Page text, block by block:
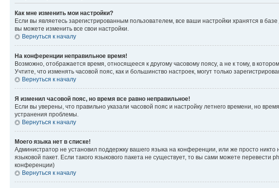
Как мне изменить мои настройки?
Если вы являетесь зарегистрированным пользователем, все ваши настройки хранятся в
вы можете изменить все свои настройки.
Вернуться к началу
На конференции неправильное время!
Возможно, отображается время, относящееся к другому часовому поясу, а не к тому, в
Учтите, что изменять часовой пояс, как и большинство настроек, могут только
Вернуться к началу
Я изменил часовой пояс, но время все равно неправильное!
Если вы уверены, что правильно указали часовой пояс и настройку летнего времени, но
устранения проблемы.
Вернуться к началу
Моего языка нет в списке!
Администратор не установил поддержку вашего языка на конференции, или же просто
языковой пакет. Если такого языкового пакета не существует, то вы сами можете
конференции)
Вернуться к началу